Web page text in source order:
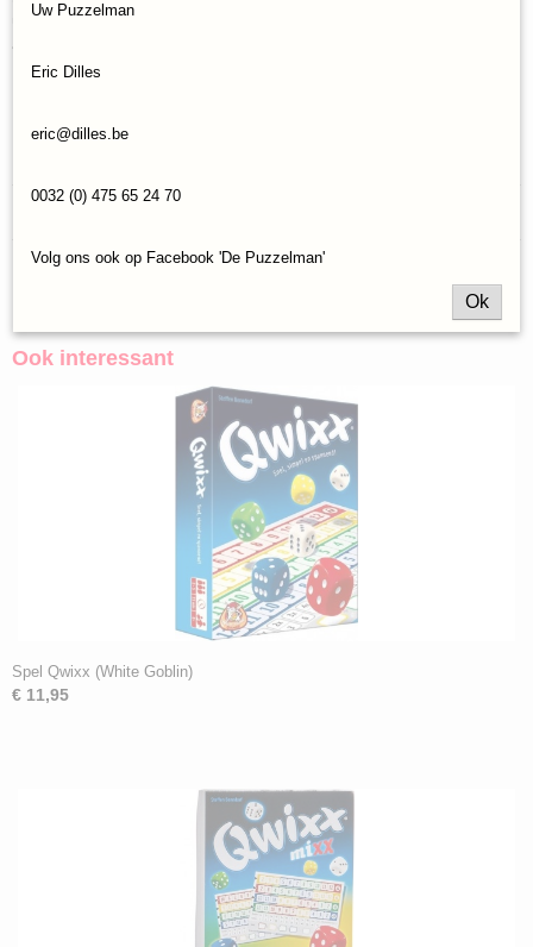
unieke bouwkaarten kun je elke keer dat je speelt een compleet
andere stad creëren..
10+
Reacties
Ook interessant
Spel Qwixx (White Goblin)
€ 11,95
Uw Puzzelman
Eric Dilles
eric@dilles.be
0032 (0) 475 65 24 70
Volg ons ook op Facebook 'De Puzzelman'
Ok